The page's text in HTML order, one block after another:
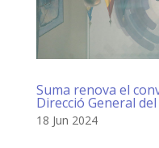
Suma renova el
Direcció General
18 Jun 2024